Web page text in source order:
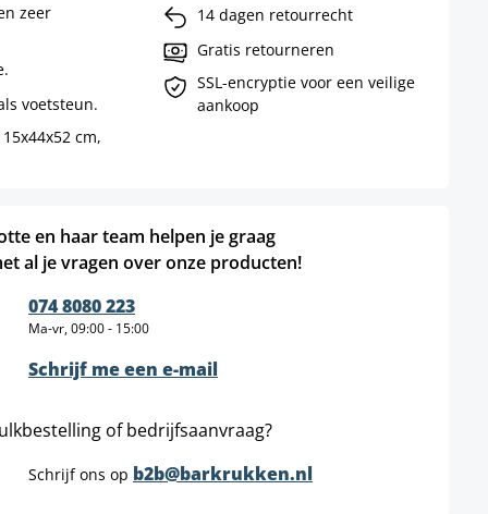
zeer
voetsteun.
cm,
14 dagen retourrecht
Gratis retourneren
SSL-encryptie voor een veilige
aankoop
en haar team helpen je graag
al je vragen over onze producten!
074 8080 223
Ma-vr, 09:00 - 15:00
Schrijf me een e-mail
of bedrijfsaanvraag?
Schrijf ons op b2b@barkrukken.nl